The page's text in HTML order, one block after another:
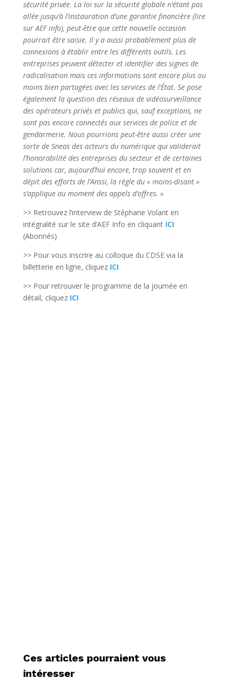
sécurité privée. La loi sur la sécurité globale n’étant pas
allée jusqu’à l’instauration d’une garantie financière (lire
sur AEF info), peut-être que cette nouvelle occasion
pourrait être saisie. Il y a aussi probablement plus de
connexions à établir entre les différents outils. Les
entreprises peuvent détecter et identifier des signes de
radicalisation mais ces informations sont encore plus ou
moins bien partagées avec les services de l’État. Se pose
également la question des réseaux de vidéosurveillance
des opérateurs privés et publics qui, sauf exceptions, ne
sont pas encore connectés aux services de police et de
gendarmerie. Nous pourrions peut-être aussi créer une
sorte de Sneas des acteurs du numérique qui validerait
l’honorabilité des entreprises du secteur et de certaines
solutions car, aujourd’hui encore, trop souvent et en
dépit des efforts de l’Anssi, la règle du « moins-disant »
s’applique au moment des appels d’offres. »
>> Retrouvez l’interview de Stéphane Volant en
intégralité sur le site d’AEF Info en cliquant ICI
(Abonnés)
>> Pour vous inscrire au colloque du CDSE via la
billetterie en ligne, cliquez ICI
>> Pour retrouver le programme de la journée en
détail, cliquez ICI
Ces articles pourraient vous
intéresser